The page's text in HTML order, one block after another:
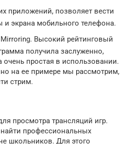
приложений, позволяет вести
и экрана мобильного телефона.
Mirroring. Высокий рейтинговый
получила заслуженно,
очень простая в использовании.
на ее примере мы рассмотрим,
стрим.
просмотра трансляций игр.
профессиональных
школьников. Для этого